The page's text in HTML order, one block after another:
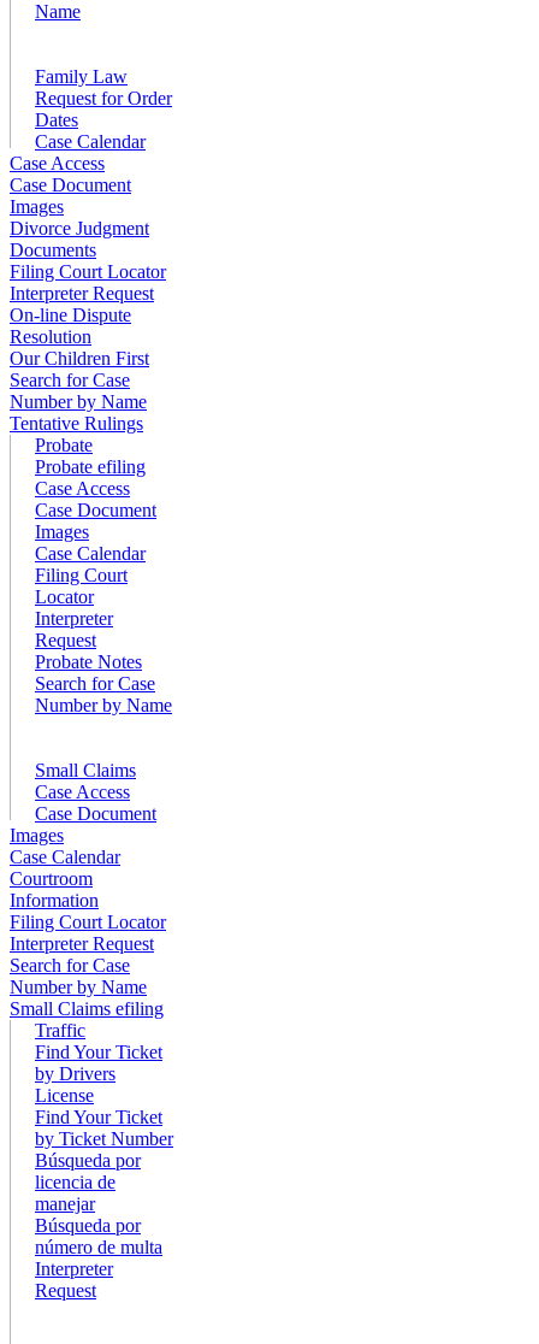
Name
Family Law
Request for Order
Dates
Case Calendar
Case Access
Case Document
Images
Divorce Judgment
Documents
Filing Court Locator
Interpreter Request
On-line Dispute
Resolution
Our Children First
Search for Case
Number by Name
Tentative Rulings
Probate
Probate efiling
Case Access
Case Document
Images
Case Calendar
Filing Court
Locator
Interpreter
Request
Probate Notes
Search for Case
Number by Name
Small Claims
Case Access
Case Document
Images
Case Calendar
Courtroom
Information
Filing Court Locator
Interpreter Request
Search for Case
Number by Name
Small Claims efiling
Traffic
Find Your Ticket
by Drivers
License
Find Your Ticket
by Ticket Number
Búsqueda por
licencia de
manejar
Búsqueda por
número de multa
Interpreter
Request